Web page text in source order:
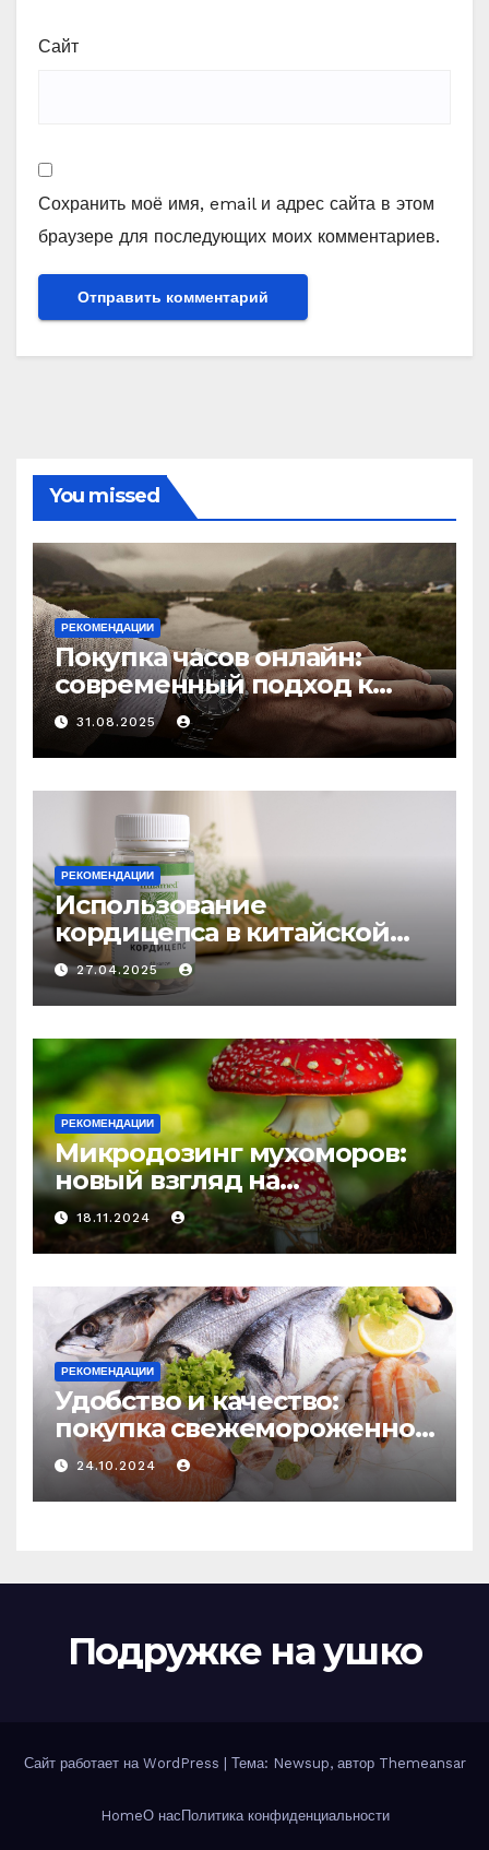
Сайт
Сохранить моё имя, email и адрес сайта в этом
браузере для последующих моих комментариев.
You missed
РЕКОМЕНДАЦИИ
Покупка часов онлайн:
современный подход к
выбору аксессуаров
31.08.2025
РЕКОМЕНДАЦИИ
Использование
кордицепса в китайской
медицине: природное
средство против усталости
и истощения
27.04.2025
РЕКОМЕНДАЦИИ
Микродозинг мухоморов:
новый взгляд на
психоделику
18.11.2024
РЕКОМЕНДАЦИИ
Удобство и качество:
покупка свежемороженной
рыбы онлайн
24.10.2024
Подружке на ушко
Сайт работает на WordPress Тема: Newsup, автор Themeansar
HomeО нас Политика конфиденциальности